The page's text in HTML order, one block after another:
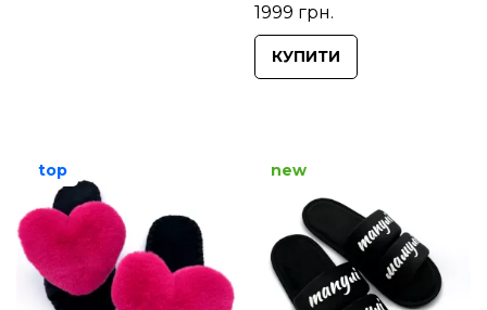
1999 грн.
КУПИТИ
top new